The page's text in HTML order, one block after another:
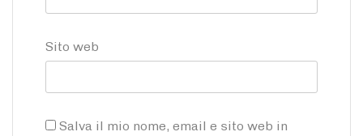
Sito web
Salva il mio nome, email e sito web in